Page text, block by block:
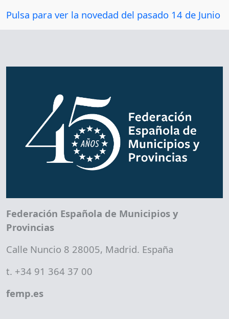
Pulsa para ver la novedad del pasado 14 de Junio
Federación Española de Municipios y
Provincias
Calle Nuncio 8 28005, Madrid. España
t. +34 91 364 37 00
femp.es